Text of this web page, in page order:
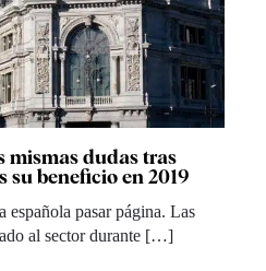
mismas dudas tras
beneficio en 2019
española pasar página. Las
al sector durante […]